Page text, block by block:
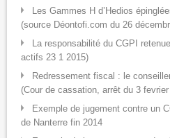
défense au cabinet d’avocat.
action de défense en tant que
individuellement les clients de ce
individuellement avec ce(s)
par l'ADIGIP et réservé
L' ADIGIP sera le relais, auprès des
développements de l’affaire confiée
Les Gammes H d’Hedios
(source Déontofi.com du 26
La responsabilité du CGPI
actifs 23 1 2015)
Redressement fiscal : le
(Cour de cassation, arrêt du 3
Exemple de jugement contre un
de Nanterre fin 2014